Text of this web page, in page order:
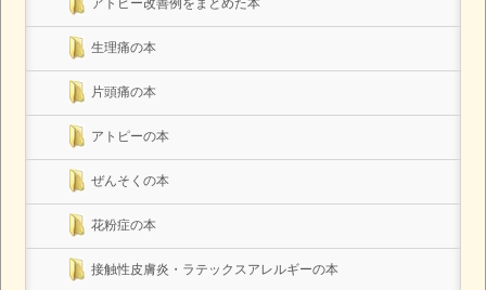
アトピー改善例をまとめた本
生理痛の本
片頭痛の本
アトピーの本
ぜんそくの本
花粉症の本
接触性皮膚炎・ラテックスアレルギーの本